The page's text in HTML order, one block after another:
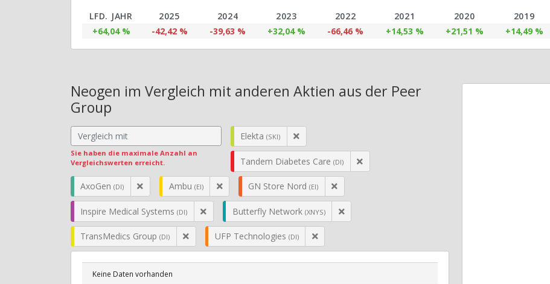
LFD. JAHR 2025 2024 2023 2022 2021 2020 2019
+64,04 %
-42,42 % -39,63 % +32,04 % -66,46 % +14,53 % +21,51 % +14,49 %
Neogen im Vergleich mit anderen Aktien aus der Peer
Group
Sie haben die maximale Anzahl an
Vergleichswerten erreicht.
Elekta (SKI)
Tandem Diabetes Care (DI)
AxoGen (DI) Ambu (EI) GN Store Nord (EI)
Inspire Medical Systems (DI) Butterfly Network (XNYS)
TransMedics Group (DI) UFP Technologies (DI)
Keine Daten vorhanden